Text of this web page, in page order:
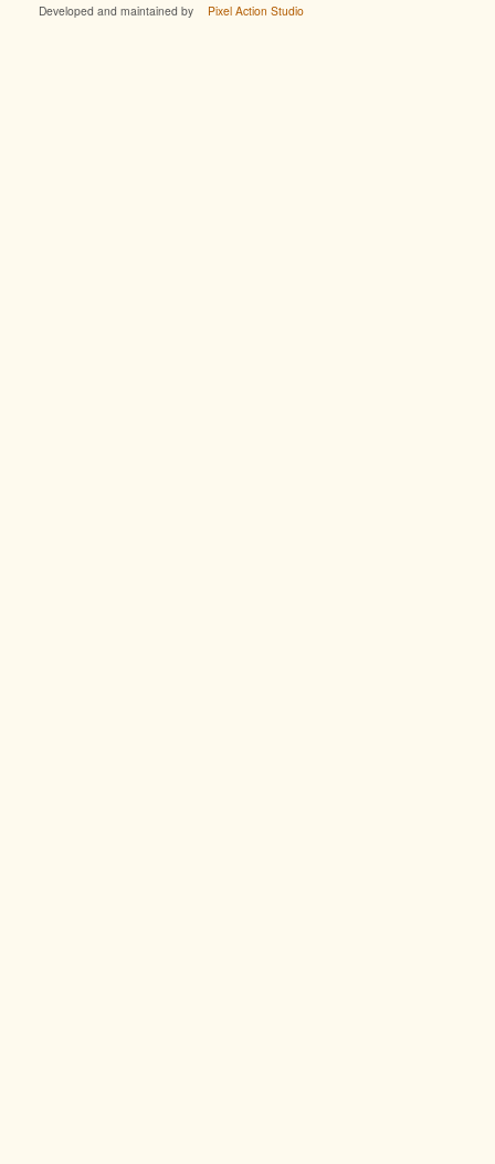
Developed and maintained by
Pixel Action Studio